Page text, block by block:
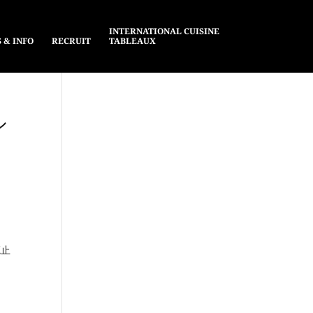
& INFO RECRUIT
INTERNATIONAL CUISINE
TABLEAUX